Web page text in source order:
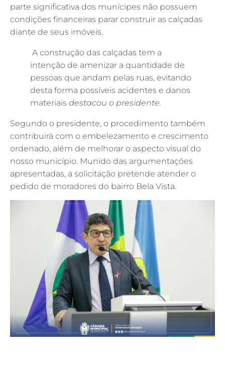
parte significativa dos munícipes não possuem
condições financeiras parar construir as calçadas
diante de seus imóveis.
A construção das calçadas tem a
intenção de amenizar a quantidade de
pessoas que andam pelas ruas, evitando
desta forma possíveis acidentes e danos
materiais destacou o presidente.
Segundo o presidente, o procedimento também
contribuirá com o embelezamento e crescimento
ordenado, além de melhorar o aspecto visual do
nosso município. Munido das argumentações
apresentadas, a solicitação pretende atender o
pedido de moradores do bairro Bela Vista.